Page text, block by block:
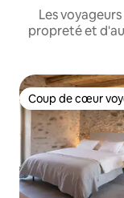
Les
propreté et
Coup de cœur
Coup de cœur